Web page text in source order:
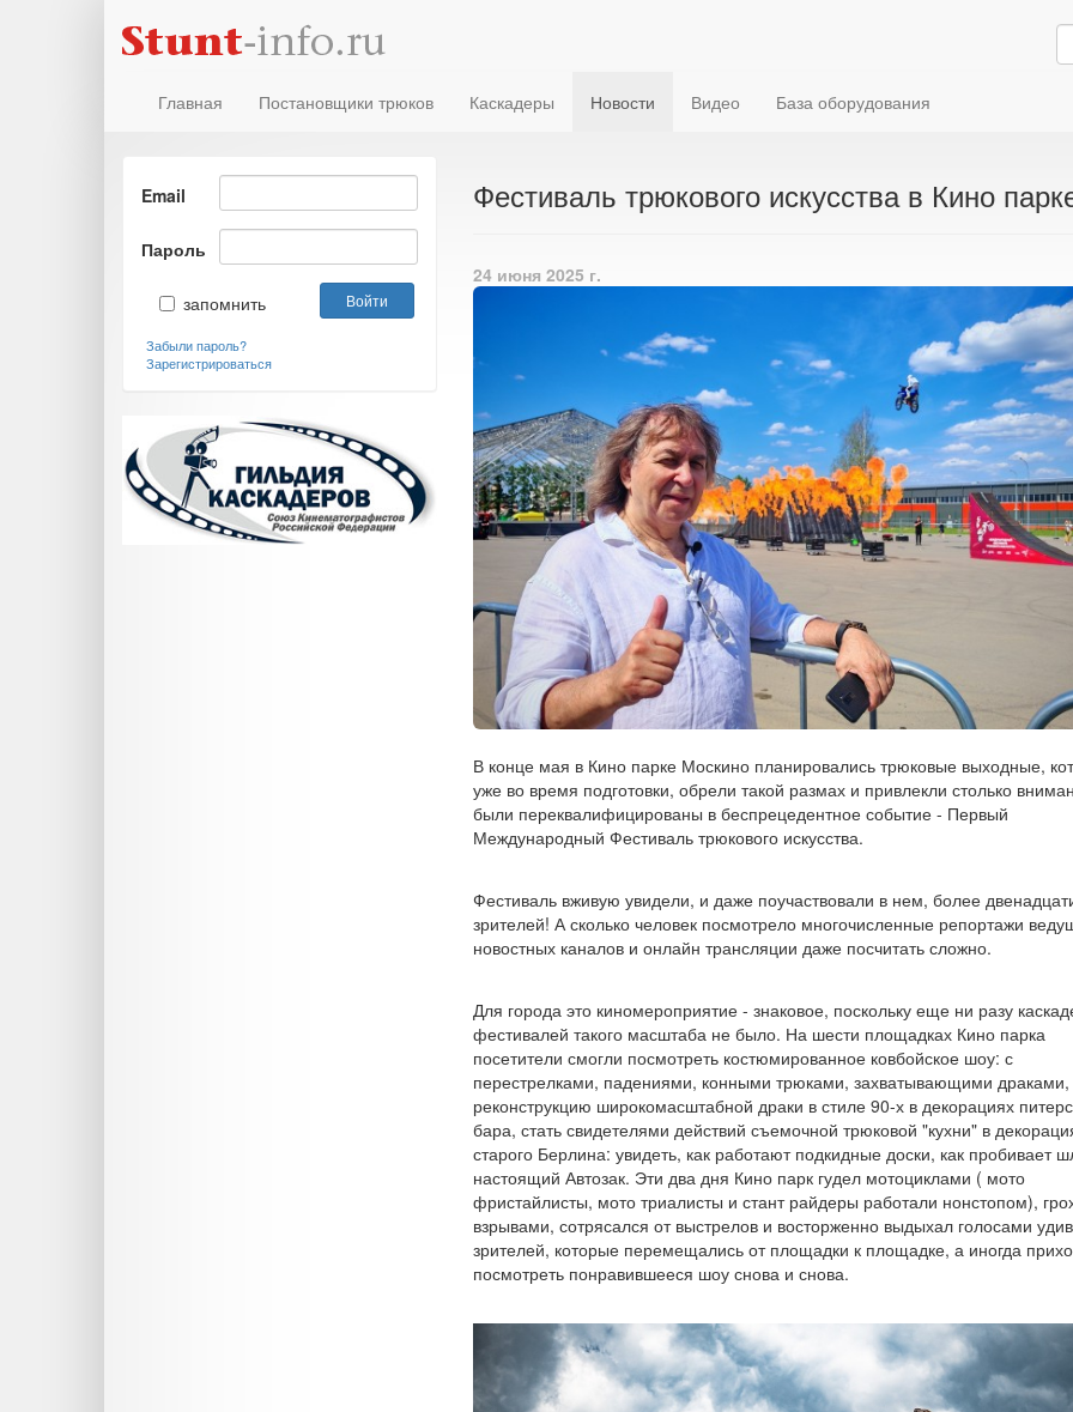
Главная Постановщики трюков Каскадеры Новости Видео База оборудования
Email
Пароль
запомнить
Забыли пароль?
Зарегистрироваться
Фестиваль трюкового искусства в Кино
24 июня 2025 г.
В конце мая в Кино парке Москино планировались трюковые выходные,
уже во время подготовки, обрели такой размах и привлекли столько
были переквалифицированы в беспрецедентное событие - Первый
Международный Фестиваль трюкового искусства.
Фестиваль вживую увидели, и даже поучаствовали в нем, более
зрителей! А сколько человек посмотрело многочисленные репортажи
новостных каналов и онлайн трансляции даже посчитать сложно.
Для города это киномероприятие - знаковое, поскольку еще ни разу
фестивалей такого масштаба не было. На шести площадках Кино парка
посетители смогли посмотреть костюмированное ковбойское шоу: с
перестрелками, падениями, конными трюками, захватывающими драками,
реконструкцию широкомасштабной драки в стиле 90-х в декорациях
бара, стать свидетелями действий съемочной трюковой "кухни" в
старого Берлина: увидеть, как работают подкидные доски, как пробивает
настоящий Автозак. Эти два дня Кино парк гудел мотоциклами ( мото
фристайлисты, мото триалисты и стант райдеры работали нонстопом),
взрывами, сотрясался от выстрелов и восторженно выдыхал голосами
зрителей, которые перемещались от площадки к площадке, а иногда
посмотреть понравившееся шоу снова и снова.